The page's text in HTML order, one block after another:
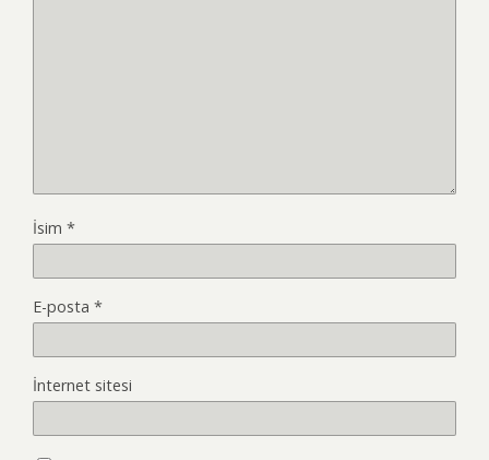
İsim *
E-posta *
İnternet sitesi